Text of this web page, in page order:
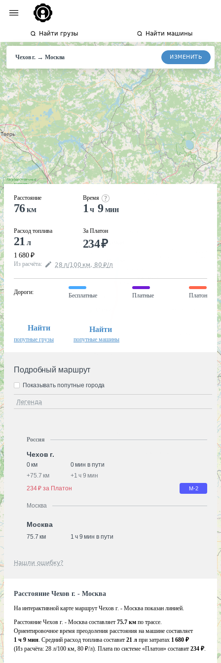
Найти грузы Найти машины
Чехов г. → Москва ИЗМЕНИТЬ
Расстояние
76км
Расход топлива
21 л
1 680 ₽
Время
1 ч 9мин
За Платон
234₽
Из расчёта: 28 л/100 км, 80 ₽/л
Дороги:
Бесплатные Платные Платон
Найти
попутные грузы
Найти
попутные машины
Подробный маршрут
Легенда
Показывать попутные города
Россия
Чехов г.
0 км
0 мин в пути
+75.7 км +1 ч 9 мин
234 ₽ за Платон
М-2
Москва
Москва
75.7 км 1 ч 9 мин в пути
Нашли ошибку?
Расстояние Чехов г. - Москва
На интерактивной карте маршрут Чехов г. - Москва показан линией.
Расстояние Чехов г. - Москва составляет 75.7 км по трассе.
Ориентировочное время преодоления расстояния на машине составляет
1 ч 9 мин. Средний расход топлива составит 21 л при затратах 1 680 ₽
(Из расчёта: 28 л/100 км, 80 ₽/л). Плата по системе «Платон» составит 234 ₽.